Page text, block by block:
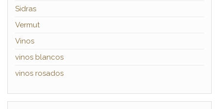
Sidras
Vermut
Vinos
vinos blancos
vinos rosados